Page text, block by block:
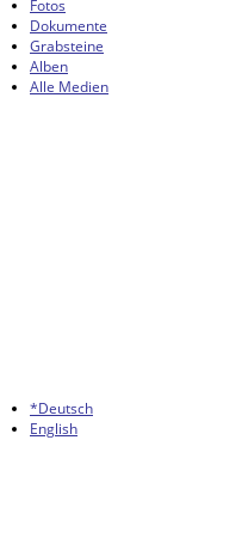
Fotos
Dokumente
Grabsteine
Alben
Alle Medien
*Deutsch
English